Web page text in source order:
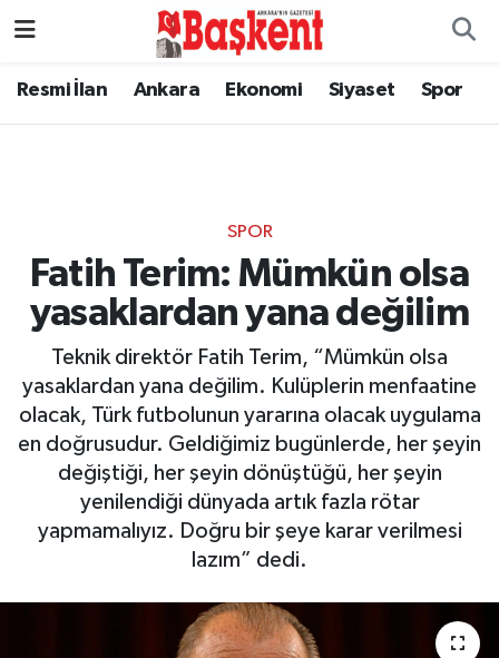
Resmi İlan Ankara Ekonomi Siyaset Spor
SPOR
Fatih Terim: Mümkün olsa
yasaklardan yana değilim
Teknik direktör Fatih Terim, “Mümkün olsa
yasaklardan yana değilim. Kulüplerin menfaatine
olacak, Türk futbolunun yararına olacak uygulama
en doğrusudur. Geldiğimiz bugünlerde, her şeyin
değiştiği, her şeyin dönüştüğü, her şeyin
yenilendiği dünyada artık fazla rötar
yapmamalıyız. Doğru bir şeye karar verilmesi
lazım” dedi.